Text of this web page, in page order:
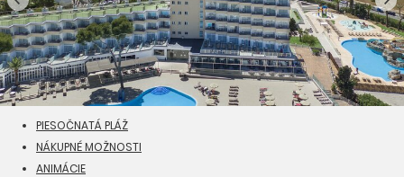
PIESOČNATÁ PLÁŽ
NÁKUPNÉ MOŽNOSTI
ANIMÁCIE